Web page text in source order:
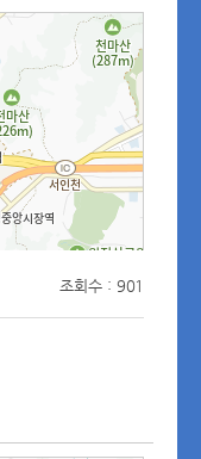
조회수 : 901